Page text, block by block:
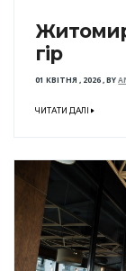
гір
01 КВІТНЯ , 2026,BY
ЧИТАТИ ДАЛІ